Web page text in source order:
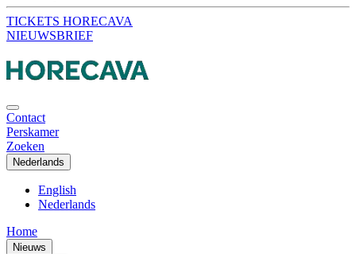
TICKETS HORECAVA
NIEUWSBRIEF
Contact
Perskamer
Zoeken
Nederlands
English
Nederlands
Home
Nieuws